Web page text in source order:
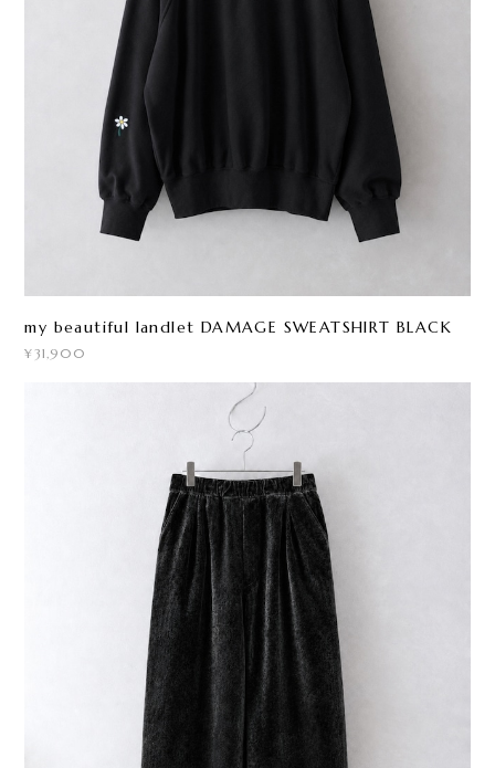
my beautiful landlet DAMAGE SWEATSHIRT BLACK
¥31,900